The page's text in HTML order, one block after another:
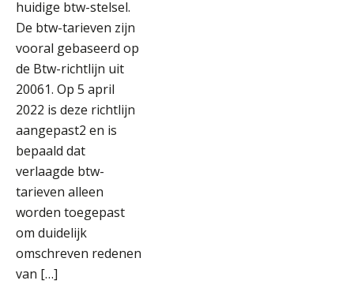
huidige btw-stelsel.
De btw-tarieven zijn
vooral gebaseerd op
de Btw-richtlijn uit
20061. Op 5 april
2022 is deze richtlijn
aangepast2 en is
bepaald dat
verlaagde btw-
tarieven alleen
worden toegepast
om duidelijk
omschreven redenen
van […]